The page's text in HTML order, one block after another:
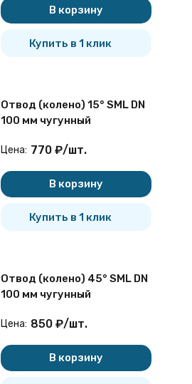
В корзину
Купить в 1 клик
Отвод (колено) 15° SML DN
100 мм чугунный
Цена: 770 ₽/шт.
В корзину
Купить в 1 клик
Отвод (колено) 45° SML DN
100 мм чугунный
Цена: 850 ₽/шт.
В корзину